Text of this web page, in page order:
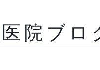
院ブロ